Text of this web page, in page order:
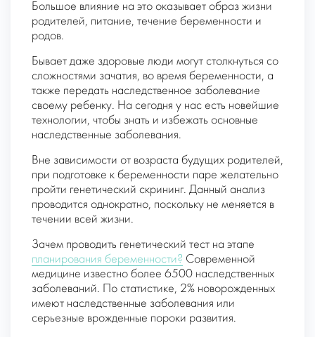
Большое влияние на это оказывает образ жизни
родителей, питание, течение беременности и
родов.
Бывает даже здоровые люди могут столкнуться со
сложностями зачатия, во время беременности, а
также передать наследственное заболевание
своему ребенку. На сегодня у нас есть новейшие
технологии, чтобы знать и избежать основные
наследственные заболевания.
Вне зависимости от возраста будущих родителей,
при подготовке к беременности паре желательно
пройти генетический скрининг. Данный анализ
проводится однократно, поскольку не меняется в
течении всей жизни.
Зачем проводить генетический тест на этапе
планирования беременности? Современной
медицине известно более 6500 наследственных
заболеваний. По статистике, 2% новорожденных
имеют наследственные заболевания или
серьезные врожденные пороки развития.